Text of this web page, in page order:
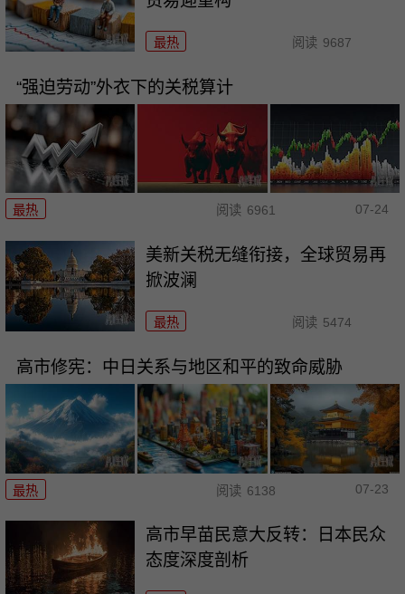
最热 阅读 9687
“强迫劳动”外衣下的关税算计
最热 阅读 6961 07-24
美新关税无缝衔接，全球贸易再
掀波澜
最热 阅读 5474
高市修宪：中日关系与地区和平的致命威胁
最热 阅读 6138 07-23
高市早苗民意大反转：日本民众
态度深度剖析